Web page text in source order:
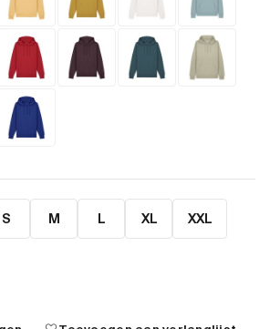
S M L XL XXL